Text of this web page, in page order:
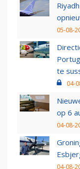
05-08-
te
04-
op 6
04-08-
04-08-